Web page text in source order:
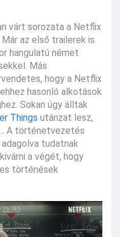
várt sorozata a Netflix
az első trailerek is
hangulatú német
Más
hogy a Netflix
hasonló alkotások
Sokan úgy álltak
Things utánzat lesz,
A történetvezetés
tudatnak
a végét, hogy
történések